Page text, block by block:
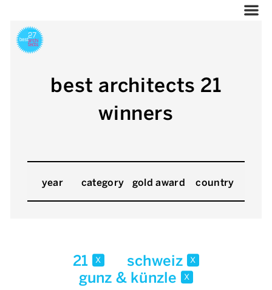
best architects 21
winners
year category gold award country
21 x schweiz x
gunz & künzle x